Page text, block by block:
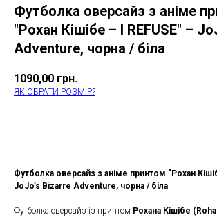
Футболка оверсайз з аніме
"Рохан Кішібе – I REFUSE" –
Adventure, чорна / біла
1090,00 грн.
ЯК ОБРАТИ РОЗМІР?
Футболка оверсайз з аніме принтом "Рохан
JoJo’s Bizarre Adventure, чорна / біла
Футболка оверсайз із принтом Рохана Кішібе